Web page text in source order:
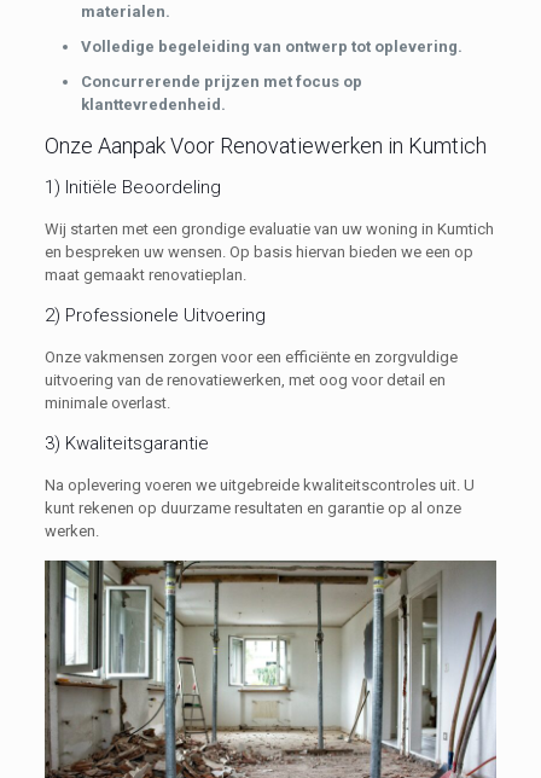
materialen.
Volledige begeleiding van ontwerp tot oplevering.
Concurrerende prijzen met focus op
klanttevredenheid.
Onze Aanpak Voor Renovatiewerken in Kumtich
1) Initiële Beoordeling
Wij starten met een grondige evaluatie van uw woning in Kumtich
en bespreken uw wensen. Op basis hiervan bieden we een op
maat gemaakt renovatieplan.
2) Professionele Uitvoering
Onze vakmensen zorgen voor een efficiënte en zorgvuldige
uitvoering van de renovatiewerken, met oog voor detail en
minimale overlast.
3) Kwaliteitsgarantie
Na oplevering voeren we uitgebreide kwaliteitscontroles uit. U
kunt rekenen op duurzame resultaten en garantie op al onze
werken.